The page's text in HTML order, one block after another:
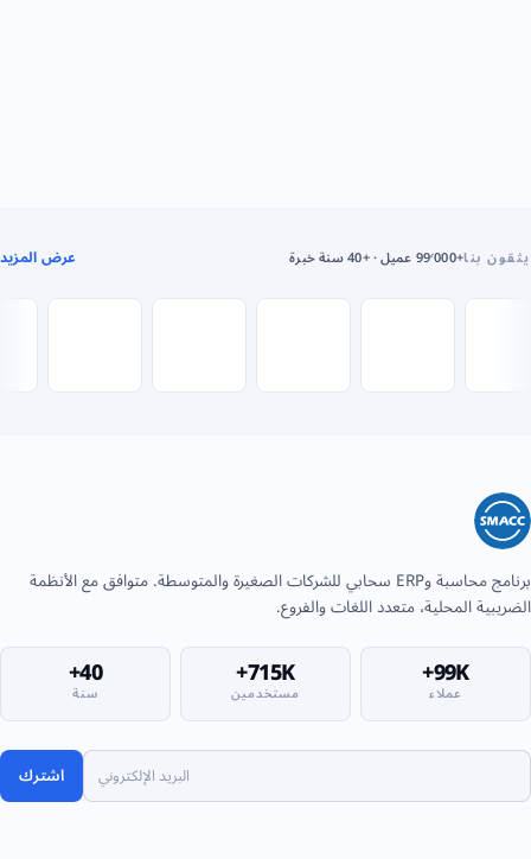
يثقون بنا+99٬000 عميل · +40 سنة خبرة عرض المزيد
برنامج محاسبة وERP سحابي للشركات الصغيرة والمتوسطة. متوافق مع الأنظمة
الضريبية المحلية، متعدد اللغات والفروع.
99K+
عملاء 715K+
مستخدمين 40+
سنة
اشترك